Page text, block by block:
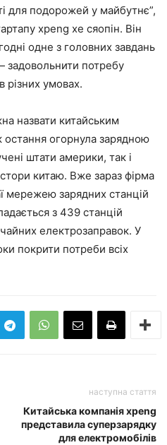
для подорожей у майбутнє”,
xpeng хе сяопін. Він
одне з головних завдань
задовольнити потребу
різних умовах.
назвати китайським
остання огорнула зарядною
штати америки, так і
китаю. Вже зараз фірма
мережею зарядних станцій
з 439 станцій
електрозаправок. У
покрити потреби всіх
наступна стаття
Китайська компанія xpeng
представила суперзарядку
для електромобілів